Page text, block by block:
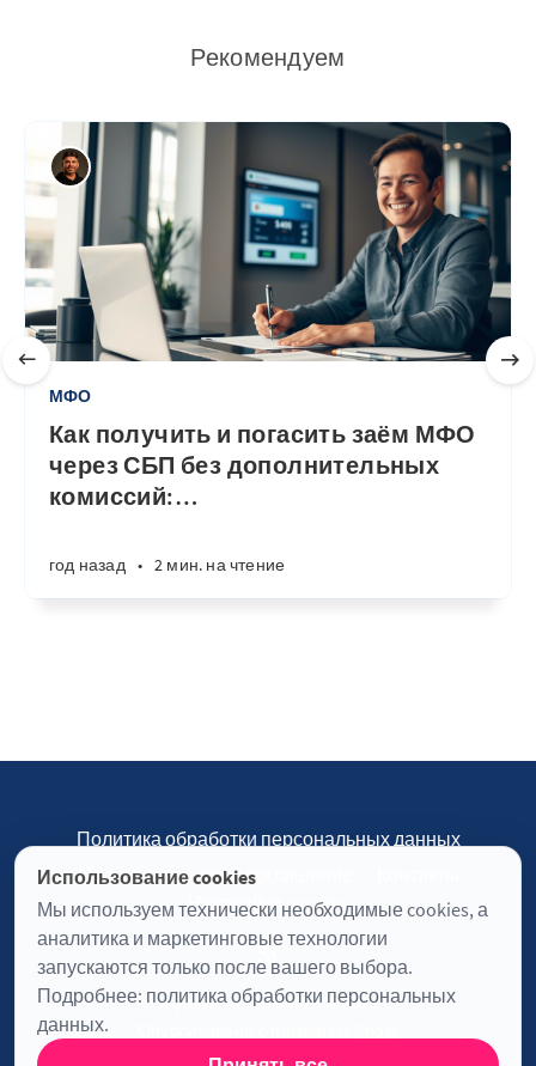
Рекомендуем
МФО
Как получить и погасить заём МФО
через СБП без дополнительных
комиссий:…
год назад • 2 мин. на чтение
Использование cookies
Мы используем технически необходимые cookies, а
аналитика и маркетинговые технологии
запускаются только после вашего выбора.
Подробнее: политика обработки персональных
данных.
Политика обработки персональных данных
Пользовательское соглашение
Настройки cookies
Журнал «Отинофф» © 2026